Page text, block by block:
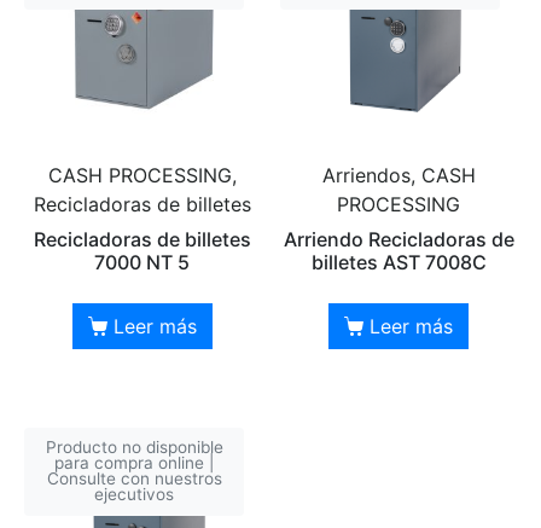
CASH PROCESSING,
Recicladoras de billetes
Recicladoras de billetes
7000 NT 5
Leer más
Arriendos, CASH
PROCESSING
Arriendo Recicladoras de
billetes AST 7008C
Leer más
Producto no disponible
para compra online |
Consulte con nuestros
ejecutivos